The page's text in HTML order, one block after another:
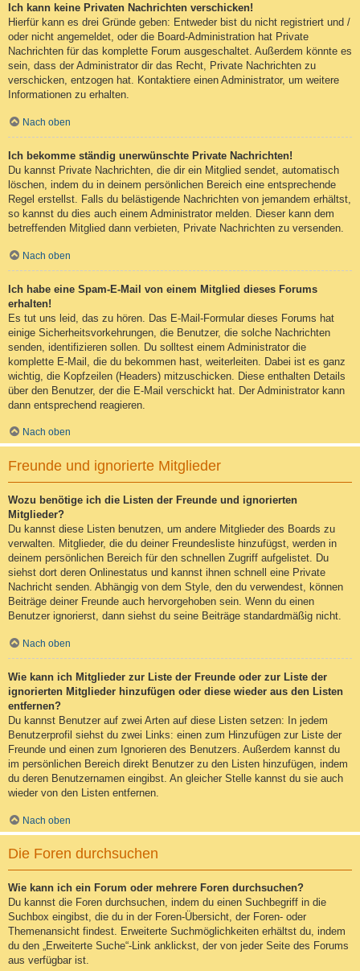
Ich kann keine Privaten Nachrichten verschicken!
Hierfür kann es drei Gründe geben: Entweder bist du nicht registriert und /
oder nicht angemeldet, oder die Board-Administration hat Private
Nachrichten für das komplette Forum ausgeschaltet. Außerdem könnte es
sein, dass der Administrator dir das Recht, Private Nachrichten zu
verschicken, entzogen hat. Kontaktiere einen Administrator, um weitere
Informationen zu erhalten.
Nach oben
Ich bekomme ständig unerwünschte Private Nachrichten!
Du kannst Private Nachrichten, die dir ein Mitglied sendet, automatisch
löschen, indem du in deinem persönlichen Bereich eine entsprechende
Regel erstellst. Falls du belästigende Nachrichten von jemandem erhältst,
so kannst du dies auch einem Administrator melden. Dieser kann dem
betreffenden Mitglied dann verbieten, Private Nachrichten zu versenden.
Nach oben
Ich habe eine Spam-E-Mail von einem Mitglied dieses Forums
erhalten!
Es tut uns leid, das zu hören. Das E-Mail-Formular dieses Forums hat
einige Sicherheitsvorkehrungen, die Benutzer, die solche Nachrichten
senden, identifizieren sollen. Du solltest einem Administrator die
komplette E-Mail, die du bekommen hast, weiterleiten. Dabei ist es ganz
wichtig, die Kopfzeilen (Headers) mitzuschicken. Diese enthalten Details
über den Benutzer, der die E-Mail verschickt hat. Der Administrator kann
dann entsprechend reagieren.
Nach oben
Freunde und ignorierte Mitglieder
Wozu benötige ich die Listen der Freunde und ignorierten
Mitglieder?
Du kannst diese Listen benutzen, um andere Mitglieder des Boards zu
verwalten. Mitglieder, die du deiner Freundesliste hinzufügst, werden in
deinem persönlichen Bereich für den schnellen Zugriff aufgelistet. Du
siehst dort deren Onlinestatus und kannst ihnen schnell eine Private
Nachricht senden. Abhängig von dem Style, den du verwendest, können
Beiträge deiner Freunde auch hervorgehoben sein. Wenn du einen
Benutzer ignorierst, dann siehst du seine Beiträge standardmäßig nicht.
Nach oben
Wie kann ich Mitglieder zur Liste der Freunde oder zur Liste der
ignorierten Mitglieder hinzufügen oder diese wieder aus den Listen
entfernen?
Du kannst Benutzer auf zwei Arten auf diese Listen setzen: In jedem
Benutzerprofil siehst du zwei Links: einen zum Hinzufügen zur Liste der
Freunde und einen zum Ignorieren des Benutzers. Außerdem kannst du
im persönlichen Bereich direkt Benutzer zu den Listen hinzufügen, indem
du deren Benutzernamen eingibst. An gleicher Stelle kannst du sie auch
wieder von den Listen entfernen.
Nach oben
Die Foren durchsuchen
Wie kann ich ein Forum oder mehrere Foren durchsuchen?
Du kannst die Foren durchsuchen, indem du einen Suchbegriff in die
Suchbox eingibst, die du in der Foren-Übersicht, der Foren- oder
Themenansicht findest. Erweiterte Suchmöglichkeiten erhältst du, indem
du den „Erweiterte Suche“-Link anklickst, der von jeder Seite des Forums
aus verfügbar ist.